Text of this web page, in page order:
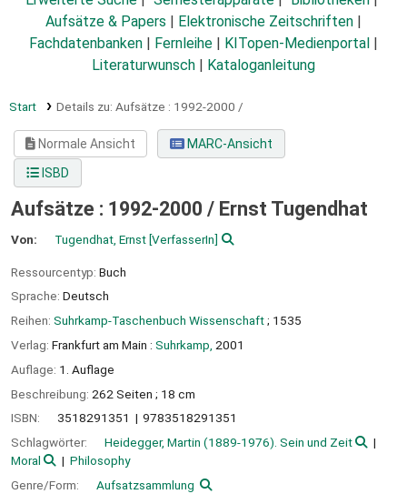
Aufsätze & Papers
Elektronische Zeitschriften
Fachdatenbanken
Fernleihe KITopen-Medienportal
Literaturwunsch
Kataloganleitung
Start Details zu: Aufsätze : 1992-2000 /
Normale Ansicht
MARC-Ansicht
ISBD
Aufsätze : 1992-2000 / Ernst Tugendhat
Von: Tugendhat, Ernst[VerfasserIn]
Ressourcentyp: Buch
Sprache: Deutsch
Reihen: Suhrkamp-Taschenbuch Wissenschaft; 1535
Verlag: Frankfurt am Main : Suhrkamp, 2001
Auflage: 1. Auflage
Beschreibung: 262 Seiten ; 18 cm
ISBN:
3518291351
9783518291351
Schlagwörter:
Heidegger, Martin (1889-1976). Sein und Zeit
Moral
Philosophy
Genre/Form:
Aufsatzsammlung